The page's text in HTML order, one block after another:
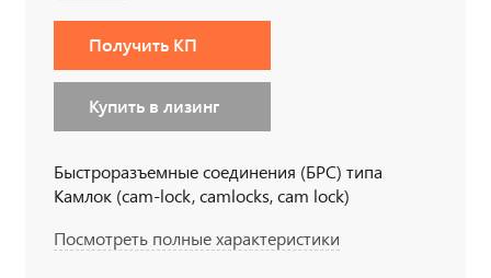
Получить КП
Купить в лизинг
Быстроразъемные соединения (БРС) типа
Камлок (cam-lock, camlocks, cam lock)
Посмотреть полные характеристики